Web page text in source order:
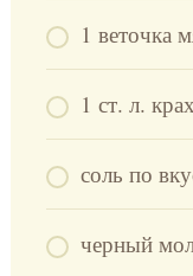
1 веточка
1 ст. л.
соль по
черный